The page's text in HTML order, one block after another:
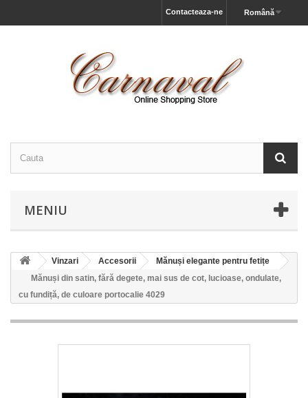
Română
Contacteaza-ne
MENIU
Vinzari Accesorii
Mănuși elegante pentru fetițe
Mănuși din satin, fără degete, mai sus de cot, lucioase, ondulate,
cu fundiță, de culoare portocalie 4029